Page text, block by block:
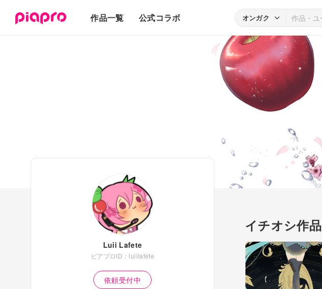
作品一覧
3Dモデル
公式コラボ オンガク
Luii Lafete
ピアプロID：luiilafete
依頼受付中
イチオシ作品